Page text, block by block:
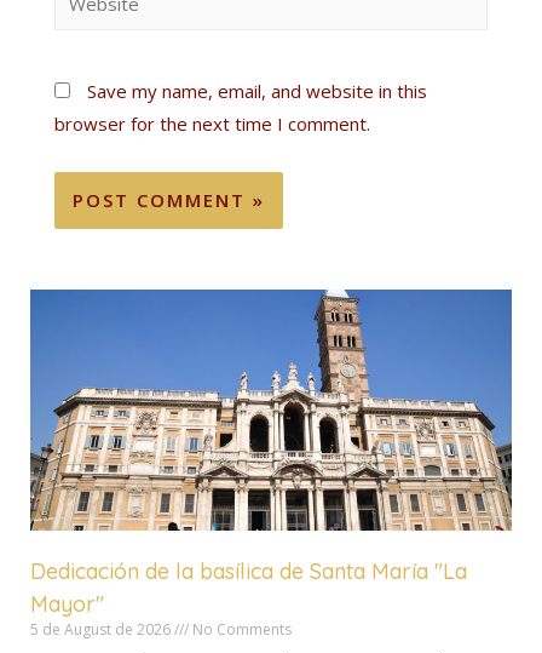
Save my name, email, and website in this
browser for the next time I comment.
Dedicación de la basílica de Santa María "La
Mayor"
5 de August de 2026 No Comments